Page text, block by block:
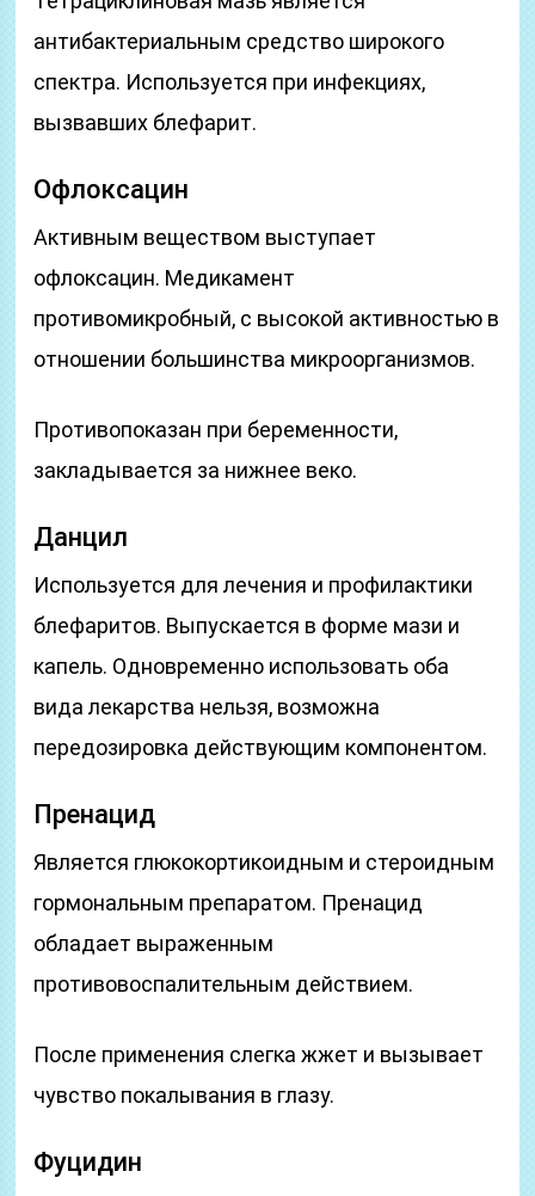
антибактериальным средство широкого
спектра. Используется при инфекциях,
вызвавших блефарит.
Офлоксацин
Активным веществом выступает
офлоксацин. Медикамент
противомикробный, с высокой активностью в
отношении большинства микроорганизмов.
Противопоказан при беременности,
закладывается за нижнее веко.
Данцил
Используется для лечения и профилактики
блефаритов. Выпускается в форме мази и
капель. Одновременно использовать оба
вида лекарства нельзя, возможна
передозировка действующим компонентом.
Пренацид
Является глюкокортикоидным и стероидным
гормональным препаратом. Пренацид
обладает выраженным
противовоспалительным действием.
После применения слегка жжет и вызывает
чувство покалывания в глазу.
Фуцидин